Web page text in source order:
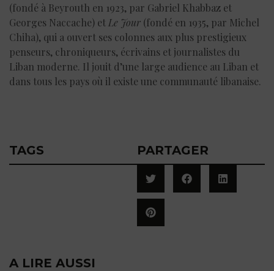
(fondé à Beyrouth en 1923, par Gabriel Khabbaz et
Georges Naccache) et Le Jour (fondé en 1935, par Michel
Chiha), qui a ouvert ses colonnes aux plus prestigieux
penseurs, chroniqueurs, écrivains et journalistes du
Liban moderne. Il jouit d’une large audience au Liban et
dans tous les pays où il existe une communauté libanaise.
TAGS PARTAGER
A LIRE AUSSI